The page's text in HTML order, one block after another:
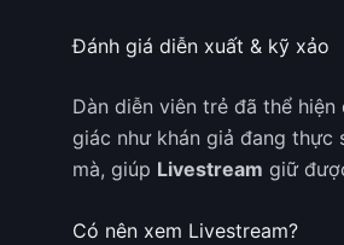
Đánh giá diễn xuất & kỹ xảo
Dàn diễn viên trẻ đã thể
giác như khán giả đang
mà, giúp Livestream giữ
Có nên xem Livestream?